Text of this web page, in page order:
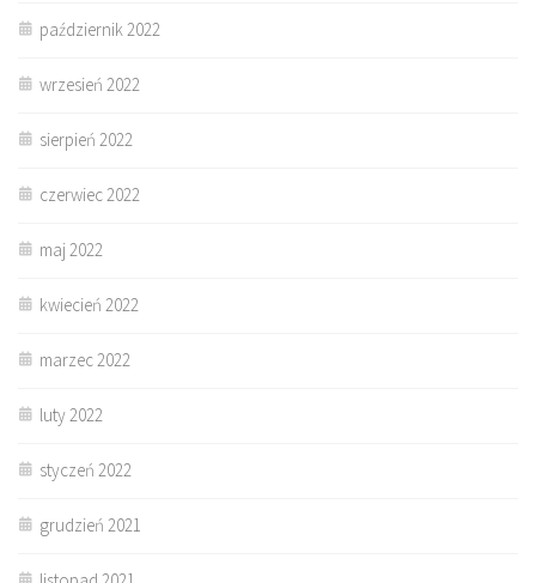
październik 2022
wrzesień 2022
sierpień 2022
czerwiec 2022
maj 2022
kwiecień 2022
marzec 2022
luty 2022
styczeń 2022
grudzień 2021